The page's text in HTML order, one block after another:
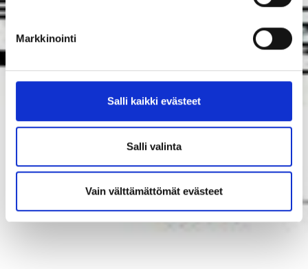
Markkinointi
Salli kaikki evästeet
Salli valinta
Vain välttämättömät evästeet